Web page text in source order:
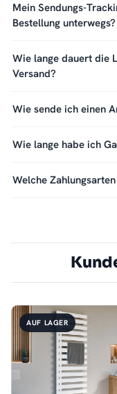
Mein Sendungs-
Bestellung unterwegs?
Wie lange dauert die
Versand?
Wie sende ich einen
Wie lange habe ich
Welche
AUF LAGER